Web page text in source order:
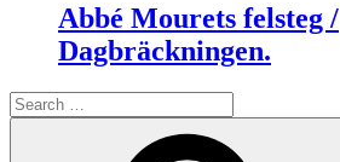
Abbé Mourets felsteg /
Dagbräckningen.
Search
for: